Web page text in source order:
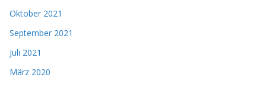
Oktober 2021
September 2021
Juli 2021
März 2020